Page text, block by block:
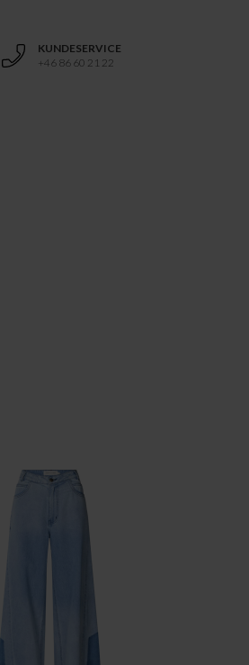
KUNDESERVICE
+46 86 60 21 22